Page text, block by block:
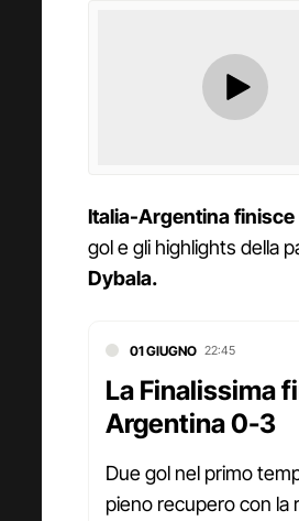
Italia-Argentina
gol e gli highlights della
Dybala.
01 GIUGNO 22:45
La Finalissima
Argentina 0-3
Due gol nel primo
pieno recupero con la